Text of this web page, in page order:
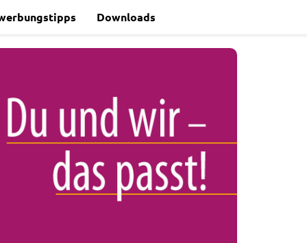
Downloads